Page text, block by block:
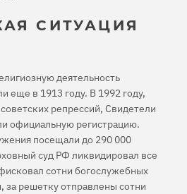
СИТУАЦИЯ
деятельность
еще в 1913 году. В 1992 году,
репрессий, Свидетели
официальную регистрацию.
посещали до 290 000
суд РФ ликвидировал все
сотни богослужебных
за решетку отправлены сотни